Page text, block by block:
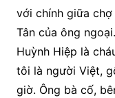
với chính giữa chợ
Tân của ông
Huỳnh Hiệp là
tôi là người Việt,
giờ. Ông bà cố,